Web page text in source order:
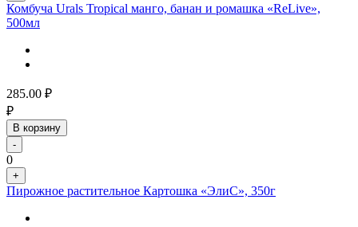
Комбуча Urals Tropical манго, банан и ромашка «ReLive»,
500мл
285.00 ₽
₽
В корзину
-
0
+
Пирожное растительное Картошка «ЭлиС», 350г